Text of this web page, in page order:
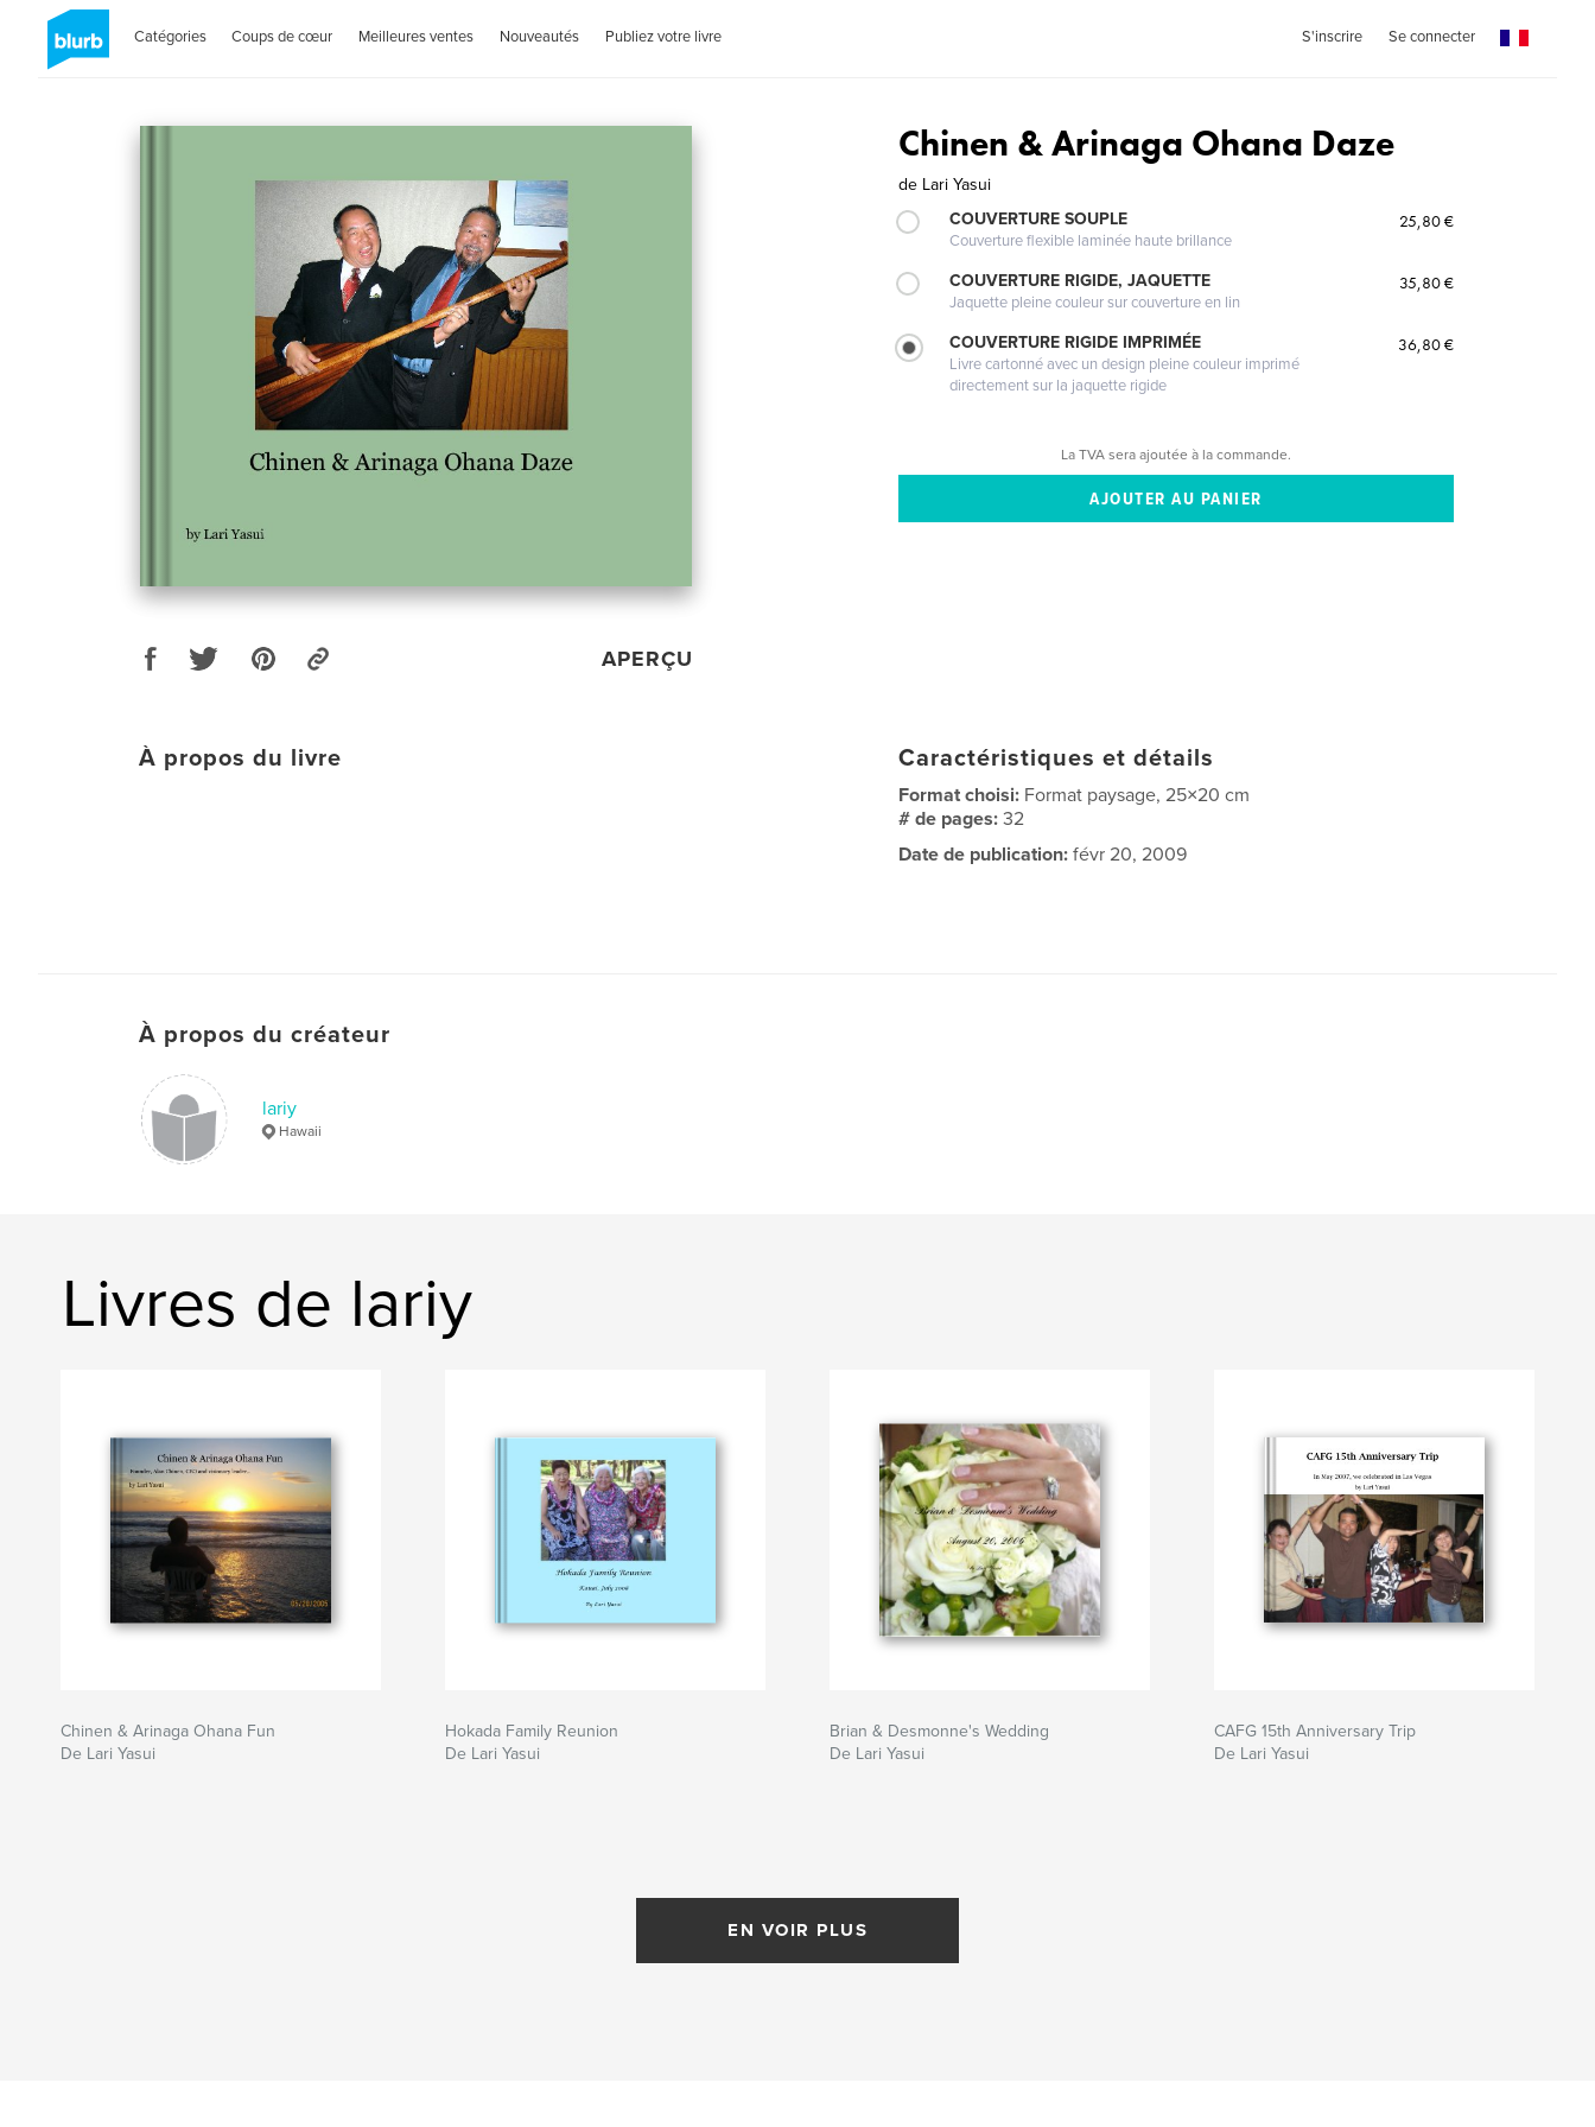
Catégories Coups de cœur Meilleures ventes Nouveautés Publiez votre livre S'inscrire Se connecter
APERÇU
Chinen & Arinaga Ohana Daze
de Lari Yasui
COUVERTURE SOUPLE
Couverture flexible laminée haute brillance
25,80 €
COUVERTURE RIGIDE, JAQUETTE
Jaquette pleine couleur sur couverture en lin
35,80 €
COUVERTURE RIGIDE IMPRIMÉE
Livre cartonné avec un design pleine couleur imprimé
directement sur la jaquette rigide
36,80 €
La TVA sera ajoutée à la commande.
À propos du livre Caractéristiques et détails
Format choisi: Format paysage, 25×20 cm
# de pages:32
Date de publication: févr 20, 2009
À propos du créateur
lariy
Hawaii
Livres de lariy
Chinen & Arinaga Ohana Fun
De Lari Yasui
Hokada Family Reunion
De Lari Yasui
Brian & Desmonne's Wedding
De Lari Yasui
CAFG 15th Anniversary Trip
De Lari Yasui
EN VOIR PLUS